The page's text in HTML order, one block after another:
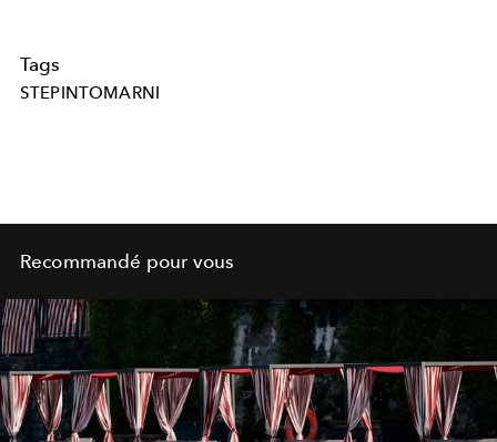
Tags
STEPINTOMARNI
Recommandé pour vous